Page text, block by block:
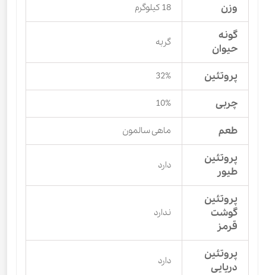
وزن 18 کیلوگرم
گونه
حیوان
گربه
پروتئین 32%
چربی 10%
طعم ماهی سالمون
پروتئین
طیور
دارد
پروتئین
گوشت
قرمز
ندارد
پروتئین
دریایی
دارد